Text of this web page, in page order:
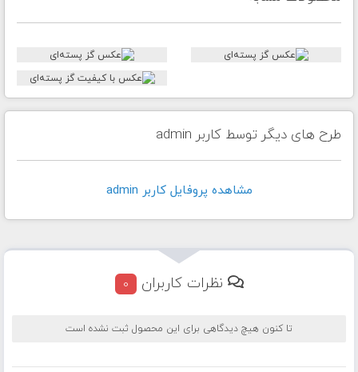
طرح های دیگر توسط کاربر admin
مشاهده پروفايل کاربر admin
نظرات کاربران 0
تا کنون هیچ دیدگاهی برای این محصول ثبت نشده است